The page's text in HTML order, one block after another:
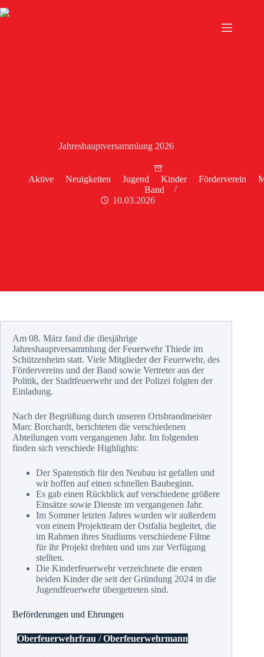
Inhalt
Jahreshauptversammlung 2026
Aktive Neuigkeiten Jugend Kinder Förderverein
Band
10.03.2026
Am 08. März fand die diesjährige
Jahreshauptversammlung der Feuerwehr Thiede im
Schützenheim statt. Viele Mitglieder der Feuerwehr, des
Fördervereins und der Band sowie Vertreter aus der
Politik, der Stadtfeuerwehr und der Polizei folgten der
Einladung.
Nach der Begrüßung durch unseren Ortsbrandmeister
Marc Borchardt, berichteten die verschiedenen
Abteilungen vom vergangenen Jahr. Im folgenden
finden sich verschiede Highlights:
Der Spatenstich für den Neubau ist gefallen und
wir hoffen auf einen schnellen Baubeginn.
Es gab einen Rückblick auf verschiedene größere
Einsätze sowie Dienste im vergangenen Jahr.
Im Sommer letzten Jahres wurden wir außerdem
von einem Projektteam der Ostfalia begleitet, die
im Rahmen ihres Studiums verschiedene Filme
für ihr Projekt drehten und uns zur Verfügung
stellten.
Die Kinderfeuerwehr verzeichnete die ersten
beiden Kinder die seit der Gründung 2024 in die
Jugendfeuerwehr übergetreten sind.
Beförderungen und Ehrungen
Oberfeuerwehrfrau / Oberfeuerwehrmann